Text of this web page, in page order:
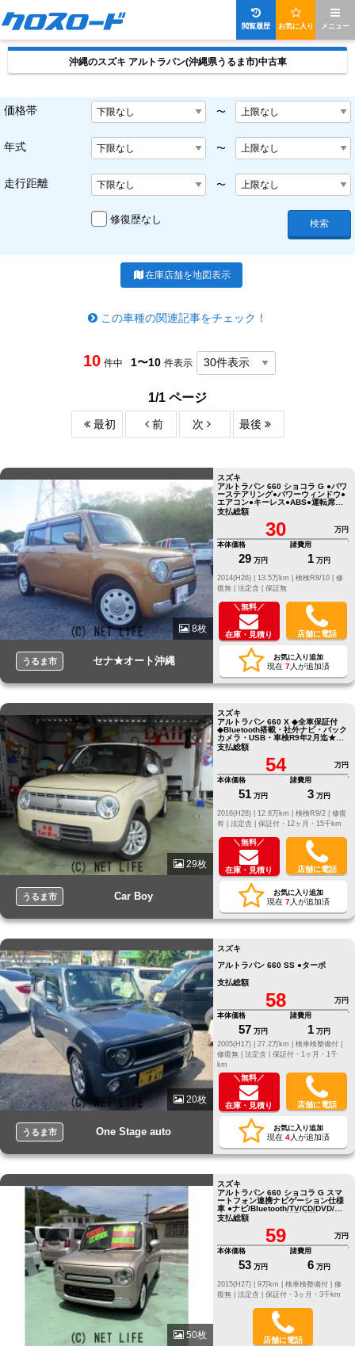
メニュー
お気に入り
閲覧履歴
沖縄のスズキ アルトラパン(沖縄県うるま市)中古車
価格帯 〜
年式 〜
走行距離 〜
修復歴なし 検索
在庫店舗を地図表示
この車種の関連記事をチェック！
10 件中 1〜10 件表示
1/1 ページ
最初 前 次 最後
8枚
うるま市 セナ★オート沖縄
スズキ
アルトラパン 660 ショコラ G ●パワ
ーステアリング●パワーウィンドウ●
エアコン●キーレス●ABS●運転席エ
アバッグ
支払総額
30
万円
本体価格
29 万円
諸費用
1 万円
修
復無 | 法定含 | 保証無
＼無料／
在庫・見積り 店舗に電話
お気に入り追加
現在 7人が追加済
29枚
うるま市 Car Boy
スズキ
アルトラパン 660 X ◆全車保証付
◆Bluetooth搭載・社外ナビ・バック
カメラ・USB・車検R9年2月迄★本
土中古★
支払総額
54
万円
本体価格
51 万円
諸費用
3 万円
修復
有 | 法定含 | 保証付・12ヶ月・15千km
＼無料／
在庫・見積り 店舗に電話
お気に入り追加
現在 7人が追加済
20枚
うるま市 One Stage auto
スズキ
アルトラパン 660 SS ●ターボ
支払総額
58
万円
本体価格
57 万円
諸費用
1 万円
2005(H17) |
27.2万km |
検車検整備付 |
修復無 | 法定含 | 保証付・1ヶ月・1千
km
＼無料／
在庫・見積り 店舗に電話
お気に入り追加
現在 4人が追加済
50枚
スズキ
アルトラパン 660 ショコラ G スマ
ートフォン連携ナビゲーション仕様
車 ●ナビ/Bluetooth/TV/CD/DVD/
●☎098-972-5789/営業時間9時～
18時
支払総額
59
万円
本体価格
53 万円
諸費用
6 万円
修
復無 | 法定含 | 保証付・3ヶ月・3千km
店舗に電話